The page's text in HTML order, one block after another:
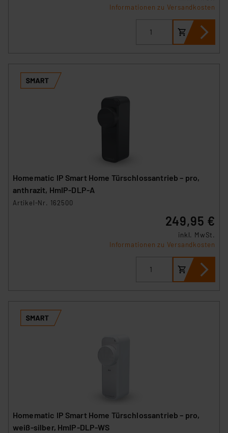
Informationen zu Versandkosten
Homematic IP Smart Home Türschlossantrieb – pro,
anthrazit, HmIP‑DLP‑A
Artikel-Nr. 162500
249,95 €
inkl. MwSt.
Informationen zu Versandkosten
Homematic IP Smart Home Türschlossantrieb – pro,
weiß‑silber, HmIP‑DLP‑WS